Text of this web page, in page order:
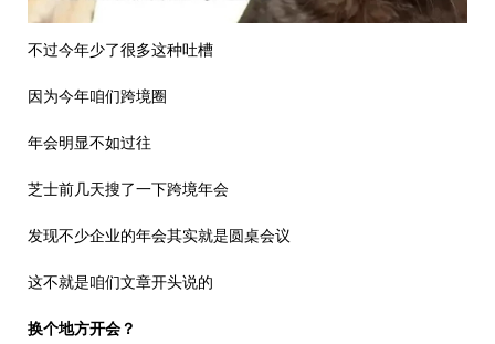
不过今年少了很多这种吐槽
因为今年咱们跨境圈
年会明显不如过往
芝士前几天搜了一下跨境年会
发现不少企业的年会其实就是圆桌会议
这不就是咱们文章开头说的
换个地方开会？